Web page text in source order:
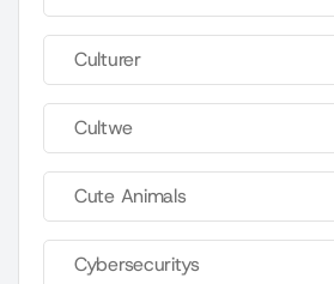
Culturer
Cultwe
Cute Animals
Cybersecuritys